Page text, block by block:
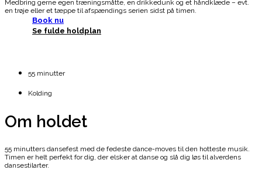
Medbring gerne egen træningsmåtte, en drikkedunk og et håndklæde – evt.
en trøje eller et tæppe til afspændings serien sidst på timen.
Book nu
Se fulde holdplan
55 minutter
Kolding
Om holdet
55 minutters dansefest med de fedeste dance-moves til den hotteste musik.
Timen er helt perfekt for dig, der elsker at danse og slå dig løs til alverdens
dansestilarter.